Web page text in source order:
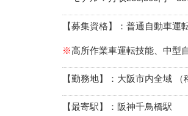
【募集資格】：普通自動車運
※高所作業車運転技能、中型
【勤務地】：大阪市内全域 （
【最寄駅】：阪神千鳥橋駅